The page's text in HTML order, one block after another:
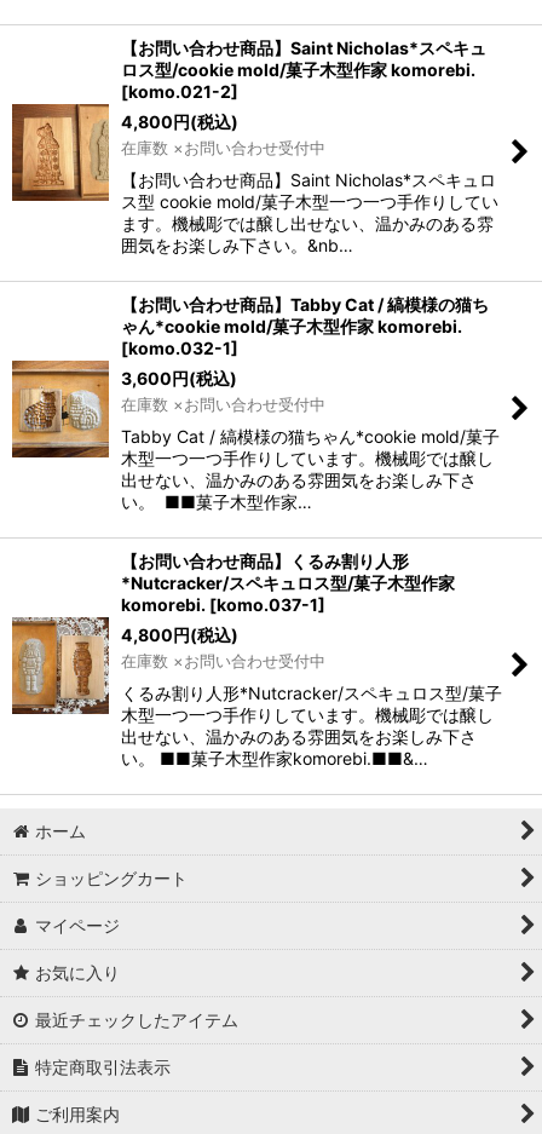
【お問い合わせ商品】Saint Nicholas*スペキュ
ロス型/cookie mold/菓子木型作家 komorebi.
[komo.021-2]
4,800円(税込)
在庫数 ×お問い合わせ受付中
【お問い合わせ商品】Saint Nicholas*スペキュロ
ス型 cookie mold/菓子木型一つ一つ手作りしてい
ます。機械彫では醸し出せない、温かみのある雰
囲気をお楽しみ下さい。&nb…
【お問い合わせ商品】Tabby Cat / 縞模様の猫ち
ゃん*cookie mold/菓子木型作家 komorebi.
[komo.032-1]
3,600円(税込)
在庫数 ×お問い合わせ受付中
Tabby Cat / 縞模様の猫ちゃん*cookie mold/菓子
木型一つ一つ手作りしています。機械彫では醸し
出せない、温かみのある雰囲気をお楽しみ下さ
い。 ■■菓子木型作家…
【お問い合わせ商品】くるみ割り人形
*Nutcracker/スペキュロス型/菓子木型作家
komorebi. [komo.037-1]
4,800円(税込)
在庫数 ×お問い合わせ受付中
くるみ割り人形*Nutcracker/スペキュロス型/菓子
木型一つ一つ手作りしています。機械彫では醸し
出せない、温かみのある雰囲気をお楽しみ下さ
い。 ■■菓子木型作家komorebi.■■&…
ホーム
ショッピングカート
マイページ
お気に入り
最近チェックしたアイテム
特定商取引法表示
ご利用案内